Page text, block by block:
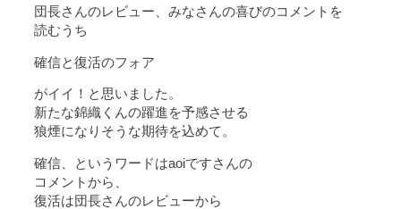
団長さんのレビュー、みなさんの喜びのコメントを
読むうち
確信と復活のフォア
がイイ！と思いました。
新たな錦織くんの躍進を予感させる
狼煙になりそうな期待を込めて。
確信、というワードはaoiですさんの
コメントから、
復活は団長さんのレビューから